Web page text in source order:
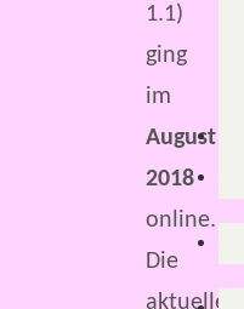
1.1)
ging
im
August
2018
online.
Die
aktuelle